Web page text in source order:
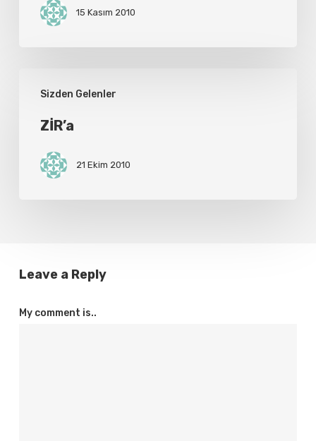
15 Kasım 2010
Sizden Gelenler
ZİR’a
21 Ekim 2010
Leave a Reply
My comment is..